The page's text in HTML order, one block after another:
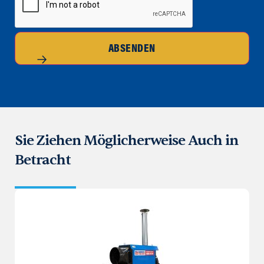
ABSENDEN
Sie Ziehen Möglicherweise Auch in
Betracht